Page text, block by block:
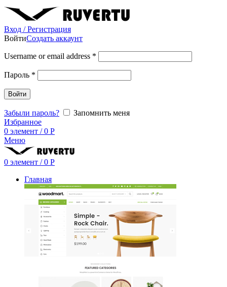
Вход / Регистрация
ВойтиСоздать аккаунт
Username or email address *
Пароль *
Войти
Забыли пароль?
Запомнить меня
Избранное
0 элемент / 0 Р
Меню
0 элемент / 0 Р
Главная